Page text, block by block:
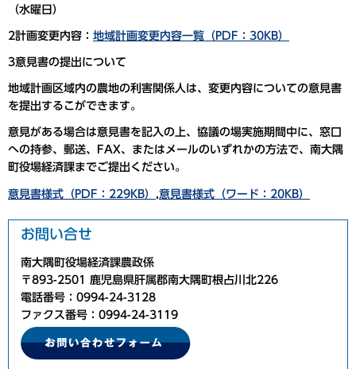
（水曜日）
2計画変更内容： 地域計画変更内容一覧（PDF：30KB）
3意見書の提出について
地域計画区域内の農地の利害関係人は、変更内容についての意見書
を提出するこができます。
意見がある場合は意見書を記入の上、協議の場実施期間中に、窓口
への持参、郵送、FAX、またはメールのいずれかの方法で、南大隅
町役場経済課までご提出ください。
意見書様式（PDF：229KB） 意見書様式（ワード：20KB）
お問い合せ
南大隅町役場経済課農政係
〒893-2501 鹿児島県肝属郡南大隅町根占川北226
電話番号：0994-24-3128
ファクス番号：0994-24-3119